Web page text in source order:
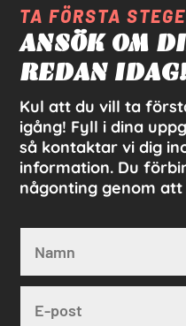
TA FÖRSTA
ANSÖK OM
REDAN
Kul att du vill ta
igång! Fyll i dina
så kontaktar vi dig
information. Du
någonting genom